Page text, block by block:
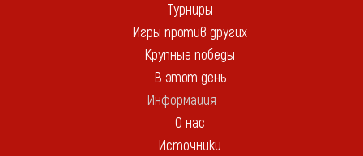
Турниры
Игры против других
Крупные победы
В этот день
Информация
О нас
Источники